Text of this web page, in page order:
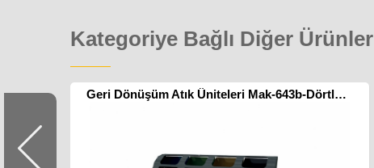
Kategoriye Bağlı Diğer Ürünler
Geri Dönüşüm Atık Üniteleri Mak-643b-Dörtlü Poşetli